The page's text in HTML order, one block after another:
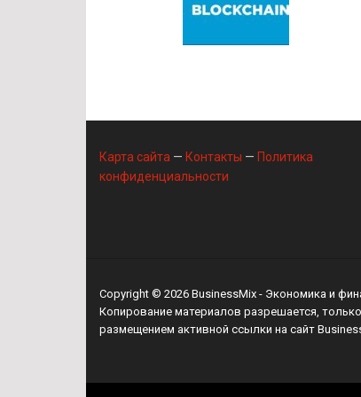
Карта сайта — Контакты — Политика
конфиденциальности
Copyright © 2026 BusinessMix - Экономика и
Копирование материалов разрешается,
размещением активной ссылки на сайт